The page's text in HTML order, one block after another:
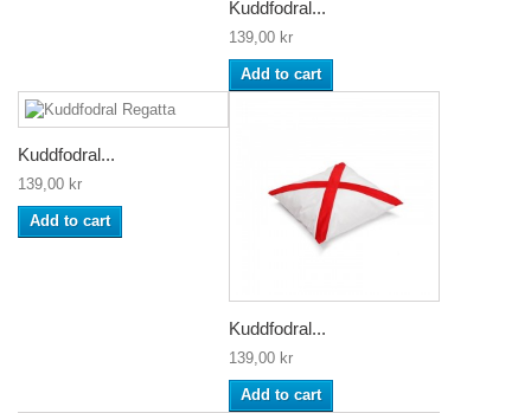
Kuddfodral...
139,00 kr
Add to cart
Kuddfodral...
139,00 kr
Add to cart
Kuddfodral...
139,00 kr
Add to cart